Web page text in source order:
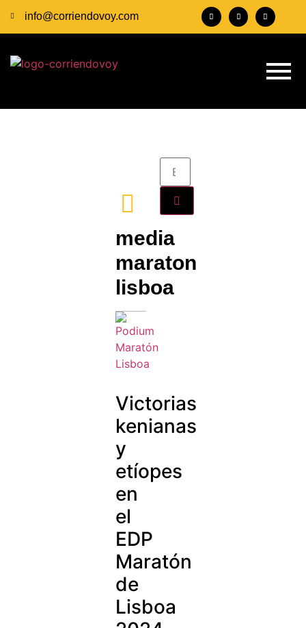
info@corriendovoy.com
media
maraton
lisboa
Victorias
kenianas
y
etíopes
en
el
EDP
Maratón
de
Lisboa